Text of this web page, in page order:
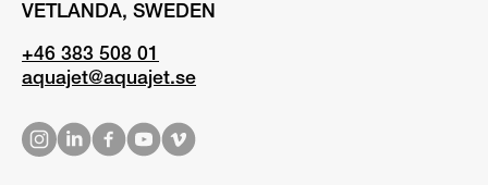
VETLANDA, SWEDEN
+46 383 508 01
aquajet@aquajet.se